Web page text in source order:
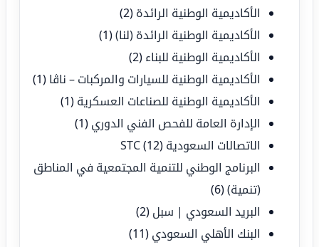
الأكاديمية الوطنية الرائدة (2)
الأكاديمية الوطنية الرائدة (لنا)(1)
الأكاديمية الوطنية للبناء (2)
الأكاديمية الوطنية للسيارات والمركبات – ناڤا (1)
الأكاديمية الوطنية للصناعات العسكرية (1)
الإدارة العامة للفحص الفني الدوري (1)
الاتصالات السعودية STC (12)
البرنامج الوطني للتنمية المجتمعية في المناطق
(تنمية)(6)
البريد السعودي | سبل (2)
البنك الأهلي السعودي (11)